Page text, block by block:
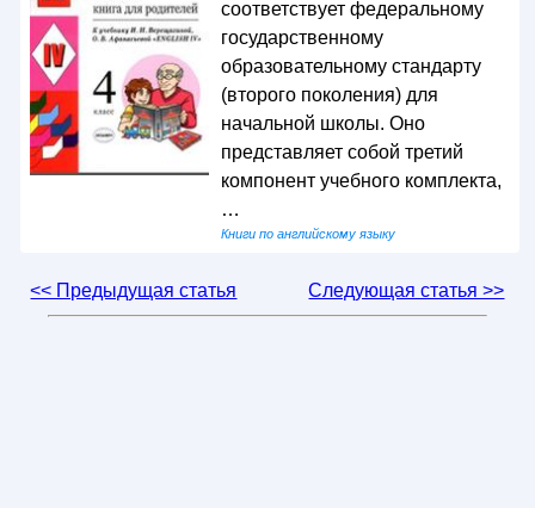
соответствует федеральному
государственному
образовательному стандарту
(второго поколения) для
начальной школы. Оно
представляет собой третий
компонент учебного комплекта,
…
Книги по английскому языку
<< Предыдущая статья Следующая статья >>